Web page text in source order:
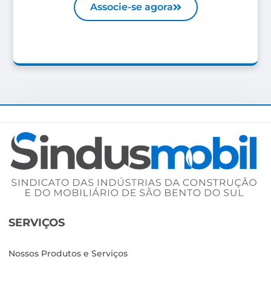
Associe-se agora
SERVIÇOS
Nossos Produtos e Serviços